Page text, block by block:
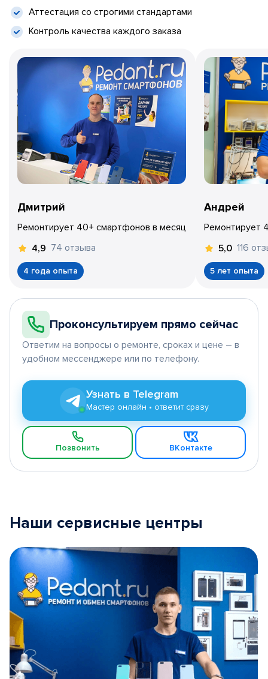
Аттестация со строгими стандартами
Контроль качества каждого заказа
Дмитрий
Ремонтирует 40+ смартфонов в месяц
4,9 74 отзыва
4 года опыта
Андрей
Ремонтирует
5,0 116
5 лет опыта
Проконсультируем прямо сейчас
Ответим на вопросы о ремонте, сроках и цене – в
удобном мессенджере или по телефону.
Узнать в Telegram
Мастер онлайн • ответит сразу
Позвонить ВКонтакте
Наши сервисные центры